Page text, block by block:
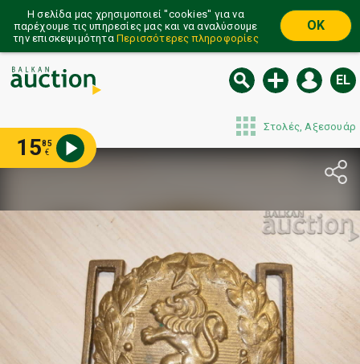
Η σελίδα μας χρησιμοποιεί ''cookies'' για να
παρέχουμε τις υπηρεσίες μας και να αναλύσουμε
την επισκεψιμότητα Περισσότερες πληροφορίες
OK
EL
Στολές, Αξεσουάρ
1585
€